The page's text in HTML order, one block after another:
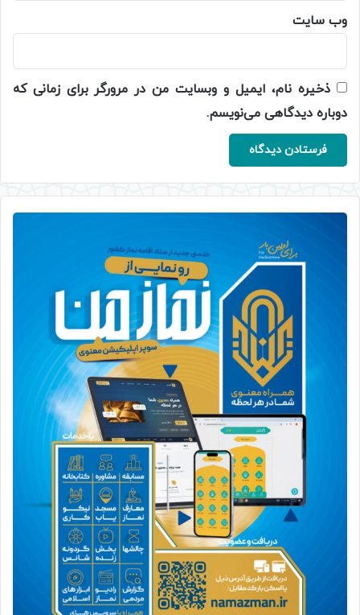
وب‌ سایت
ذخیره نام، ایمیل و وبسایت من در مرورگر برای زمانی که
دوباره دیدگاهی می‌نویسم.